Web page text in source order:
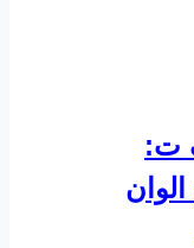
ت:
الوان